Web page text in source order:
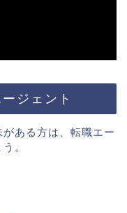
ジェント
ある方は、転職エー
。